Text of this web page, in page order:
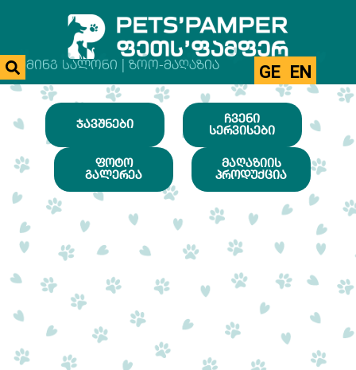
ᲒᲠᲣᲛᲘᲜᲒ ᲡᲐᲚᲝᲜᲘ | ᲖᲝᲝ-ᲛᲐᲦᲐᲖᲘᲐ GE EN
ᲯᲐᲕᲨᲜᲔᲑᲘ
ᲩᲕᲔᲜᲘ
ᲡᲔᲠᲕᲘᲡᲔᲑᲘ
ᲤᲝᲢᲝ
ᲒᲐᲚᲔᲠᲔᲐ
ᲛᲐᲦᲐᲖᲘᲘᲡ
ᲞᲠᲝᲓᲣᲥᲪᲘᲐ